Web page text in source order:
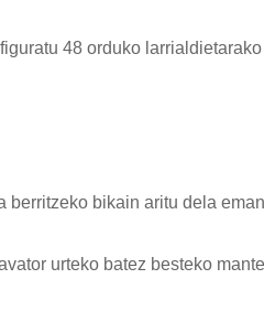
48 orduko
berritzeko bikain aritu dela
urteko batez besteko